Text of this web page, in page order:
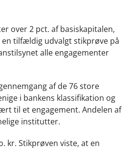
over 2 pct. af basiskapitalen,
en tilfældig udvalgt stikprøve på
alle engagementer
af de 76 store
i bankens klassifikation og
til et engagement. Andelen af
institutter.
kr. Stikprøven viste, at en